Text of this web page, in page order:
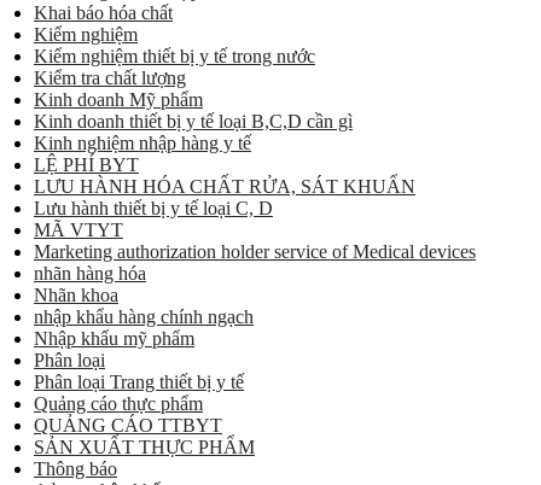
Khai báo hóa chất
Kiểm nghiệm
Kiểm nghiệm thiết bị y tế trong nước
Kiểm tra chất lượng
Kinh doanh Mỹ phẩm
Kinh doanh thiết bị y tế loại B,C,D cần gì
Kinh nghiệm nhập hàng y tế
LỆ PHÍ BYT
LƯU HÀNH HÓA CHẤT RỬA, SÁT KHUẨN
Lưu hành thiết bị y tế loại C, D
MÃ VTYT
Marketing authorization holder service of Medical devices
nhãn hàng hóa
Nhãn khoa
nhập khẩu hàng chính ngạch
Nhập khẩu mỹ phẩm
Phân loại
Phân loại Trang thiết bị y tế
Quảng cáo thực phẩm
QUẢNG CÁO TTBYT
SẢN XUẤT THỰC PHẨM
Thông báo